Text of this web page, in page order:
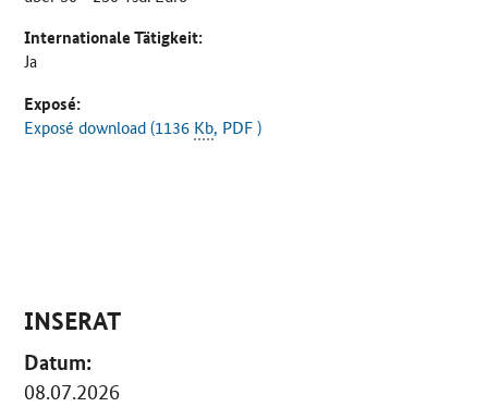
Internationale Tätigkeit:
Ja
Exposé:
Exposé download (1136 Kb, PDF )
INSERAT
Datum:
08.07.2026